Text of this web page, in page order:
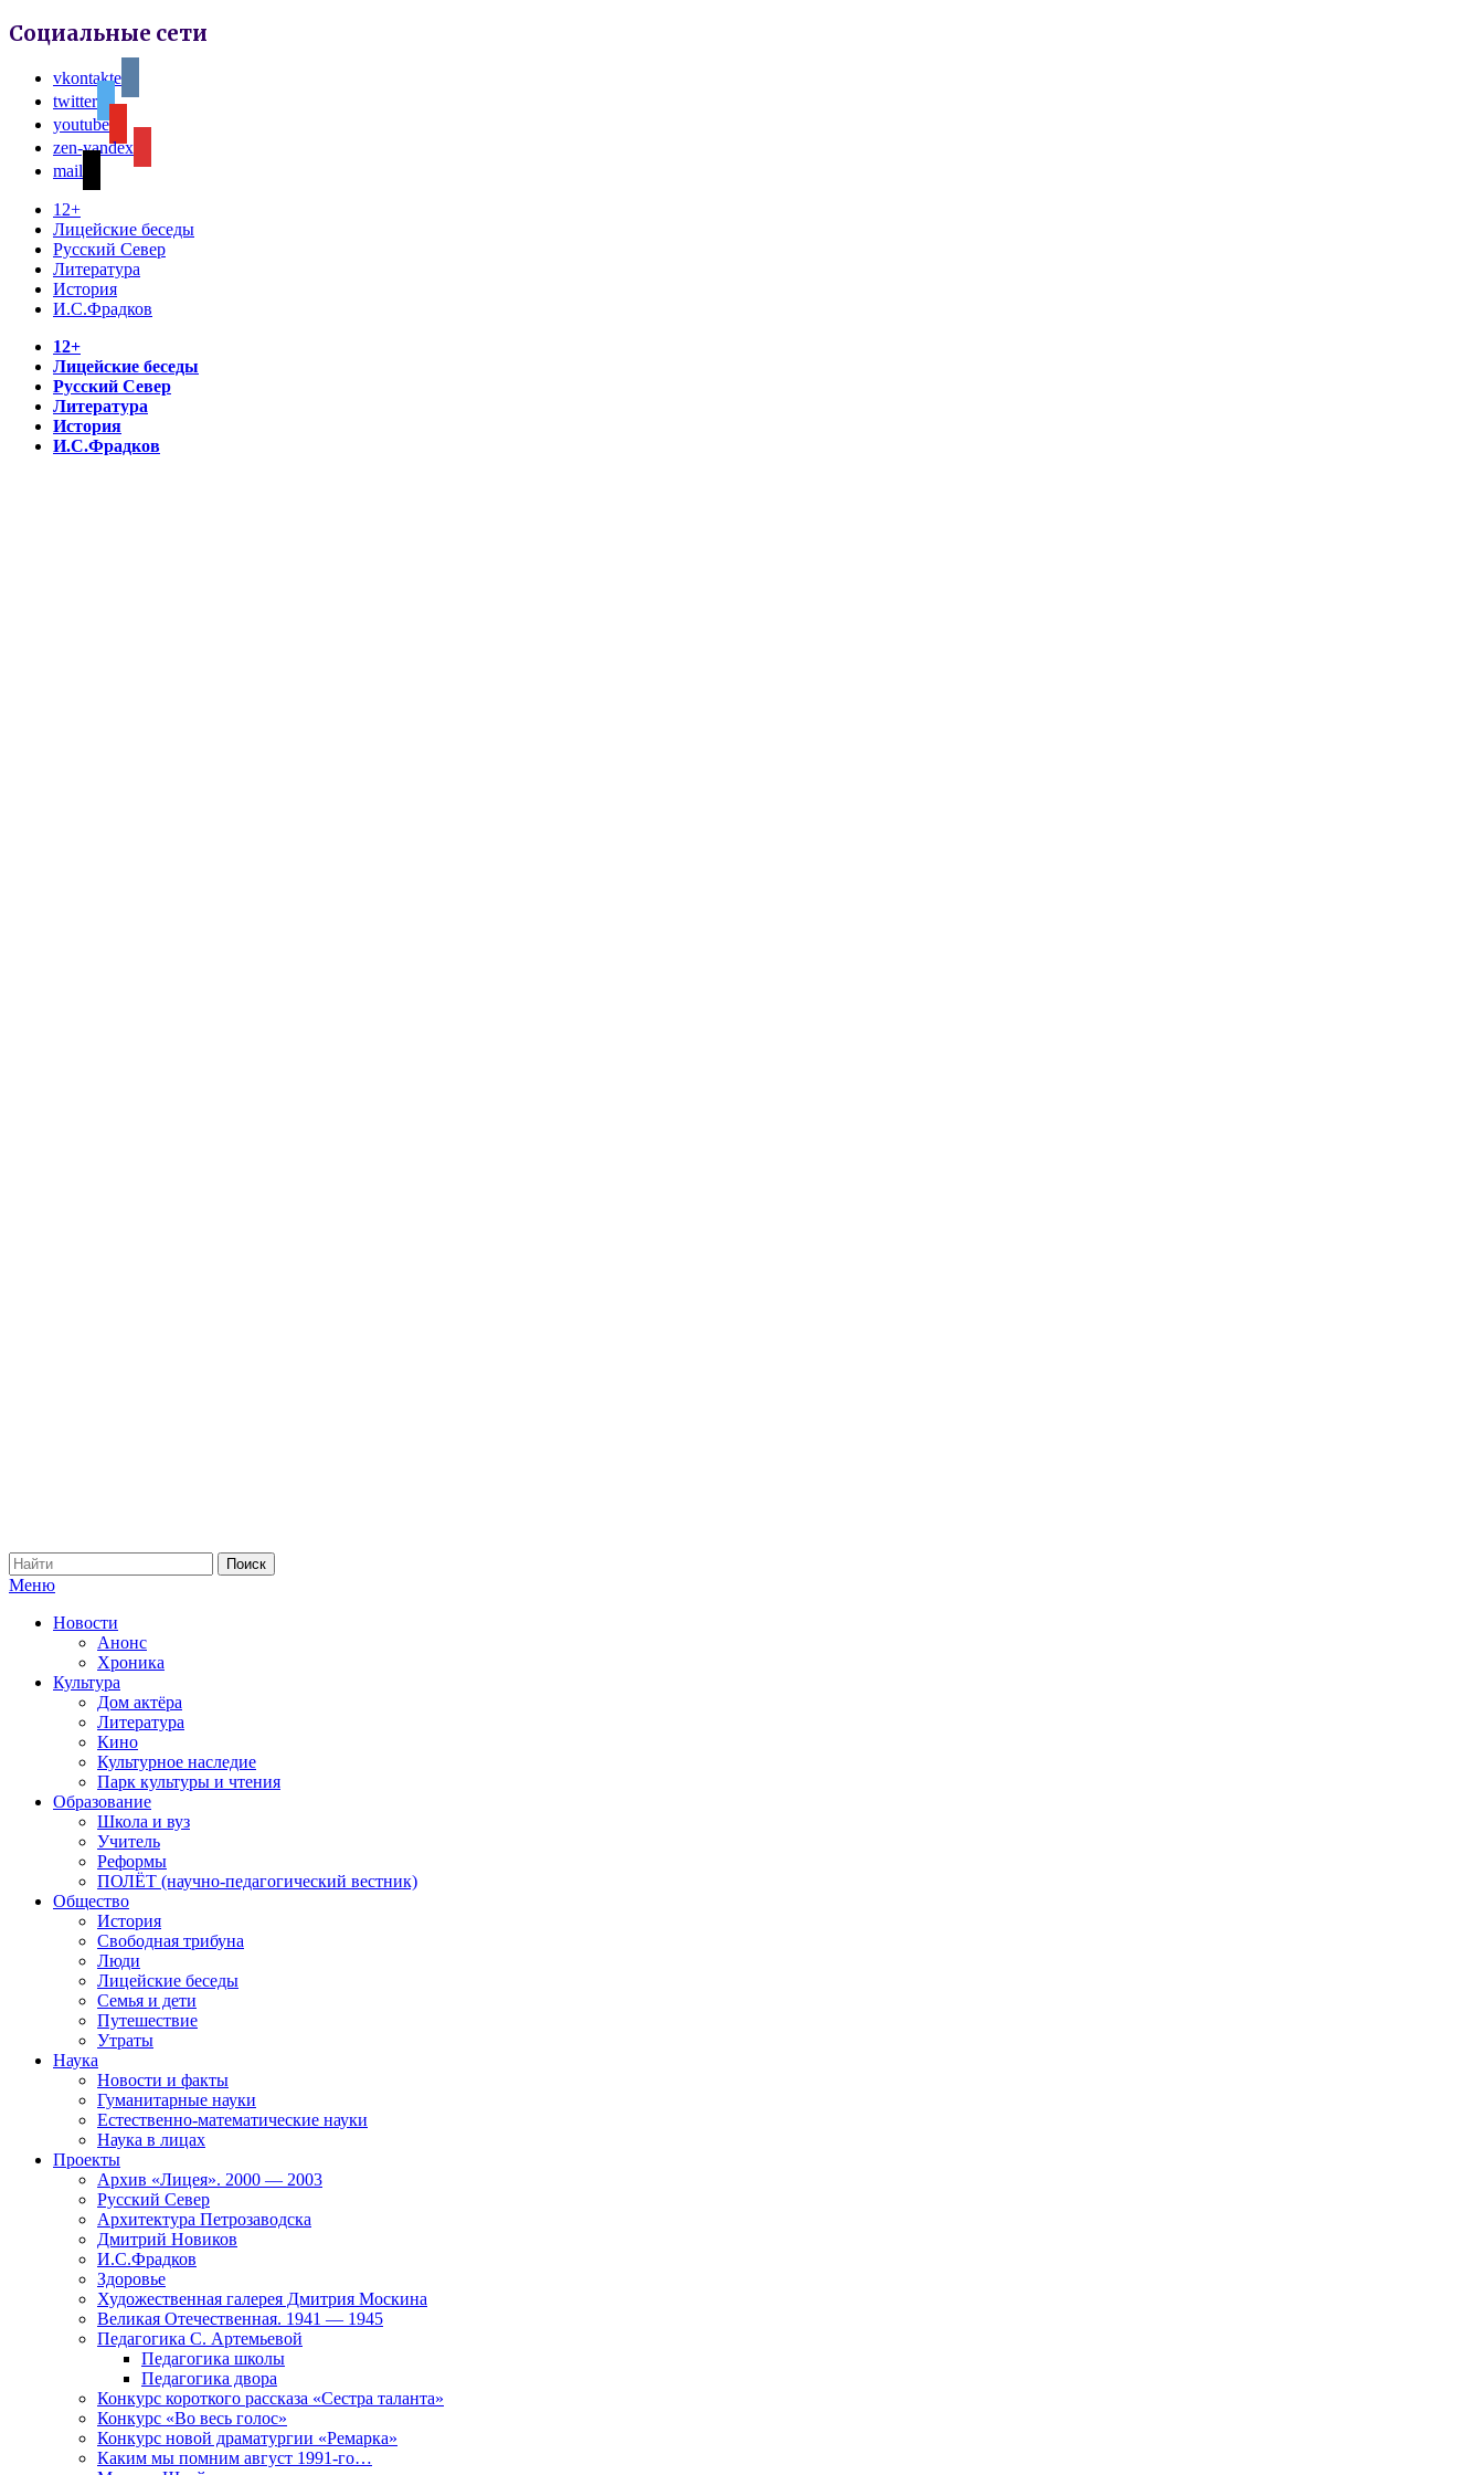
Социальные сети
vkontakte
twitter
youtube
zen-yandex
mail
12+
Лицейские беседы
Русский Север
Литература
История
И.С.Фрадков
12+
Лицейские беседы
Русский Север
Литература
История
И.С.Фрадков
Меню
Новости
Анонс
Хроника
Культура
Дом актёра
Литература
Кино
Культурное наследие
Парк культуры и чтения
Образование
Школа и вуз
Учитель
Реформы
ПОЛЁТ (научно-педагогический вестник)
Общество
История
Свободная трибуна
Люди
Лицейские беседы
Семья и дети
Путешествие
Утраты
Наука
Новости и факты
Гуманитарные науки
Естественно-математические науки
Наука в лицах
Проекты
Архив «Лицея». 2000 — 2003
Русский Север
Архитектура Петрозаводска
Дмитрий Новиков
И.С.Фрадков
Здоровье
Художественная галерея Дмитрия Москина
Великая Отечественная. 1941 — 1945
Педагогика С. Артемьевой
Педагогика школы
Педагогика двора
Конкурс короткого рассказа «Сестра таланта»
Конкурс «Во весь голос»
Конкурс новой драматургии «Ремарка»
Каким мы помним август 1991-го…